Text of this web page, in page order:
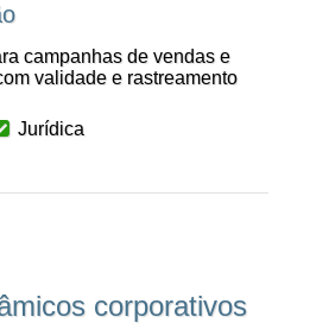
campanhas de vendas e
validade e rastreamento
Jurídica
corporativos